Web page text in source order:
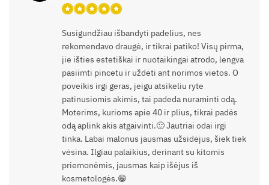
Susigundžiau išbandyti padelius, nes
rekomendavo draugė, ir tikrai patiko! Visų pirma,
jie išties estetiškai ir nuotaikingai atrodo, lengva
pasiimti pincetu ir uždėti ant norimos vietos. O
poveikis irgi geras, jeigu atsikeliu ryte
patinusiomis akimis, tai padeda nuraminti odą.
Moterims, kurioms apie 40 ir plius, tikrai padės
odą aplink akis atgaivinti.🙂 Jautriai odai irgi
tinka. Labai malonus jausmas užsidėjus, šiek tiek
vėsina. Ilgiau palaikius, derinant su kitomis
priemonėmis, jausmas kaip išėjus iš
kosmetologės.😁